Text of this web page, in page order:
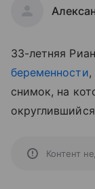
33-летняя
беременности,
снимок, на
Контент